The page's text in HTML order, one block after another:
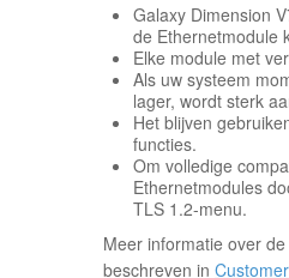
Galaxy Dimension
de Ethernetmodule
Elke module met
Als uw systeem
lager, wordt sterk
Het blijven
functies.
Om volledige
Ethernetmodules
TLS 1.2-menu.
Meer informatie over
beschreven in